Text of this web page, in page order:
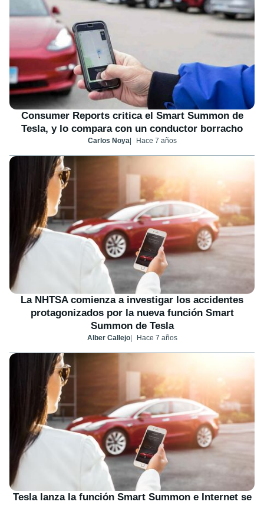
Consumer Reports critica el Smart Summon de
Tesla, y lo compara con un conductor borracho
Carlos Noya Hace 7 años
La NHTSA comienza a investigar los accidentes
protagonizados por la nueva función Smart
Summon de Tesla
Alber Callejo Hace 7 años
Tesla lanza la función Smart Summon e Internet se